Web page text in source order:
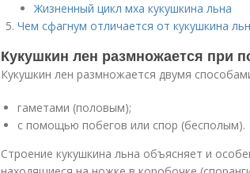
Жизненный цикл мха кукушкина льна
Чем сфагнум отличается от кукушкина
Кукушкин лен размножается при
Кукушкин лен размножается двумя
гаметами (половым);
с помощью побегов или спор (бесполым).
Строение кукушкина льна объясняет и